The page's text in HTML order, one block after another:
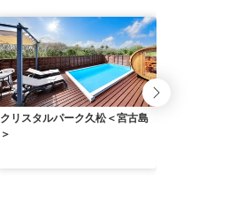
クリスタルパーク久松＜宮古島
＞